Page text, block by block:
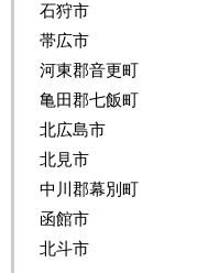
石狩市
帯広市
河東郡音更町
亀田郡七飯町
北広島市
北見市
中川郡幕別町
函館市
北斗市